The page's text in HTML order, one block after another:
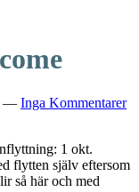
— Inga Kommentarer
1 okt.
flytten själv eftersom
så här och med